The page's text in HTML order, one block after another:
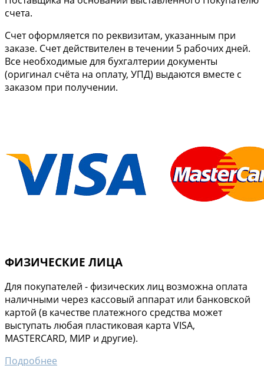
счета.
Cчет оформляется по реквизитам, указанным при
заказе. Счет действителен в течении 5 рабочих дней.
Все необходимые для бухгалтерии документы
(оригинал счёта на оплату, УПД) выдаются вместе с
заказом при получении.
ФИЗИЧЕСКИЕ ЛИЦА
Для покупателей - физических лиц возможна оплата
наличными через кассовый аппарат или банковской
картой (в качестве платежного средства может
выступать любая пластиковая карта VISA,
MASTERCARD, МИР и другие).
Подробнее